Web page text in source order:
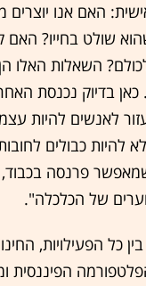
האם אנו יוצרים
שולט בחייו? האם
השאלות האלו
בדיוק נכנסת
לאנשים להיות
להיות כבולים
פרנסה בכבוד,
של הכלכלה".
כל הפעילויות,
הפיננסית